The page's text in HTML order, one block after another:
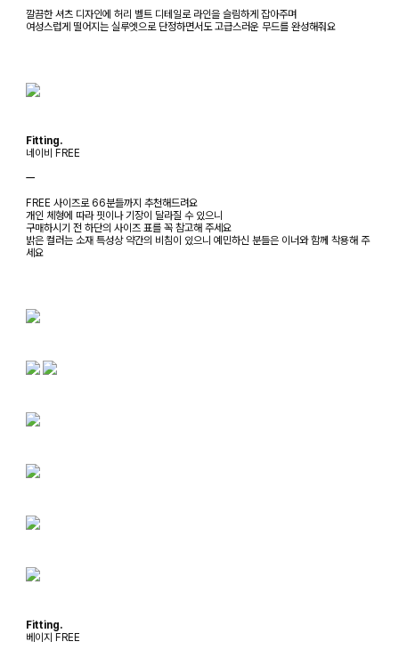
깔끔한 셔츠 디자인에 허리 벨트 디테일로 라인을 슬림하게 잡아주며
여성스럽게 떨어지는 실루엣으로 단정하면서도 고급스러운 무드를 완성해줘요
Fitting.
네이비 FREE
ㅡ
FREE 사이즈로 66분들까지 추천해드려요
개인 체형에 따라 핏이나 기장이 달라질 수 있으니
구매하시기 전 하단의 사이즈 표를 꼭 참고해 주세요
밝은 컬러는 소재 특성상 약간의 비침이 있으니 예민하신 분들은 이너와 함께 착용해 주
세요
Fitting.
베이지 FREE